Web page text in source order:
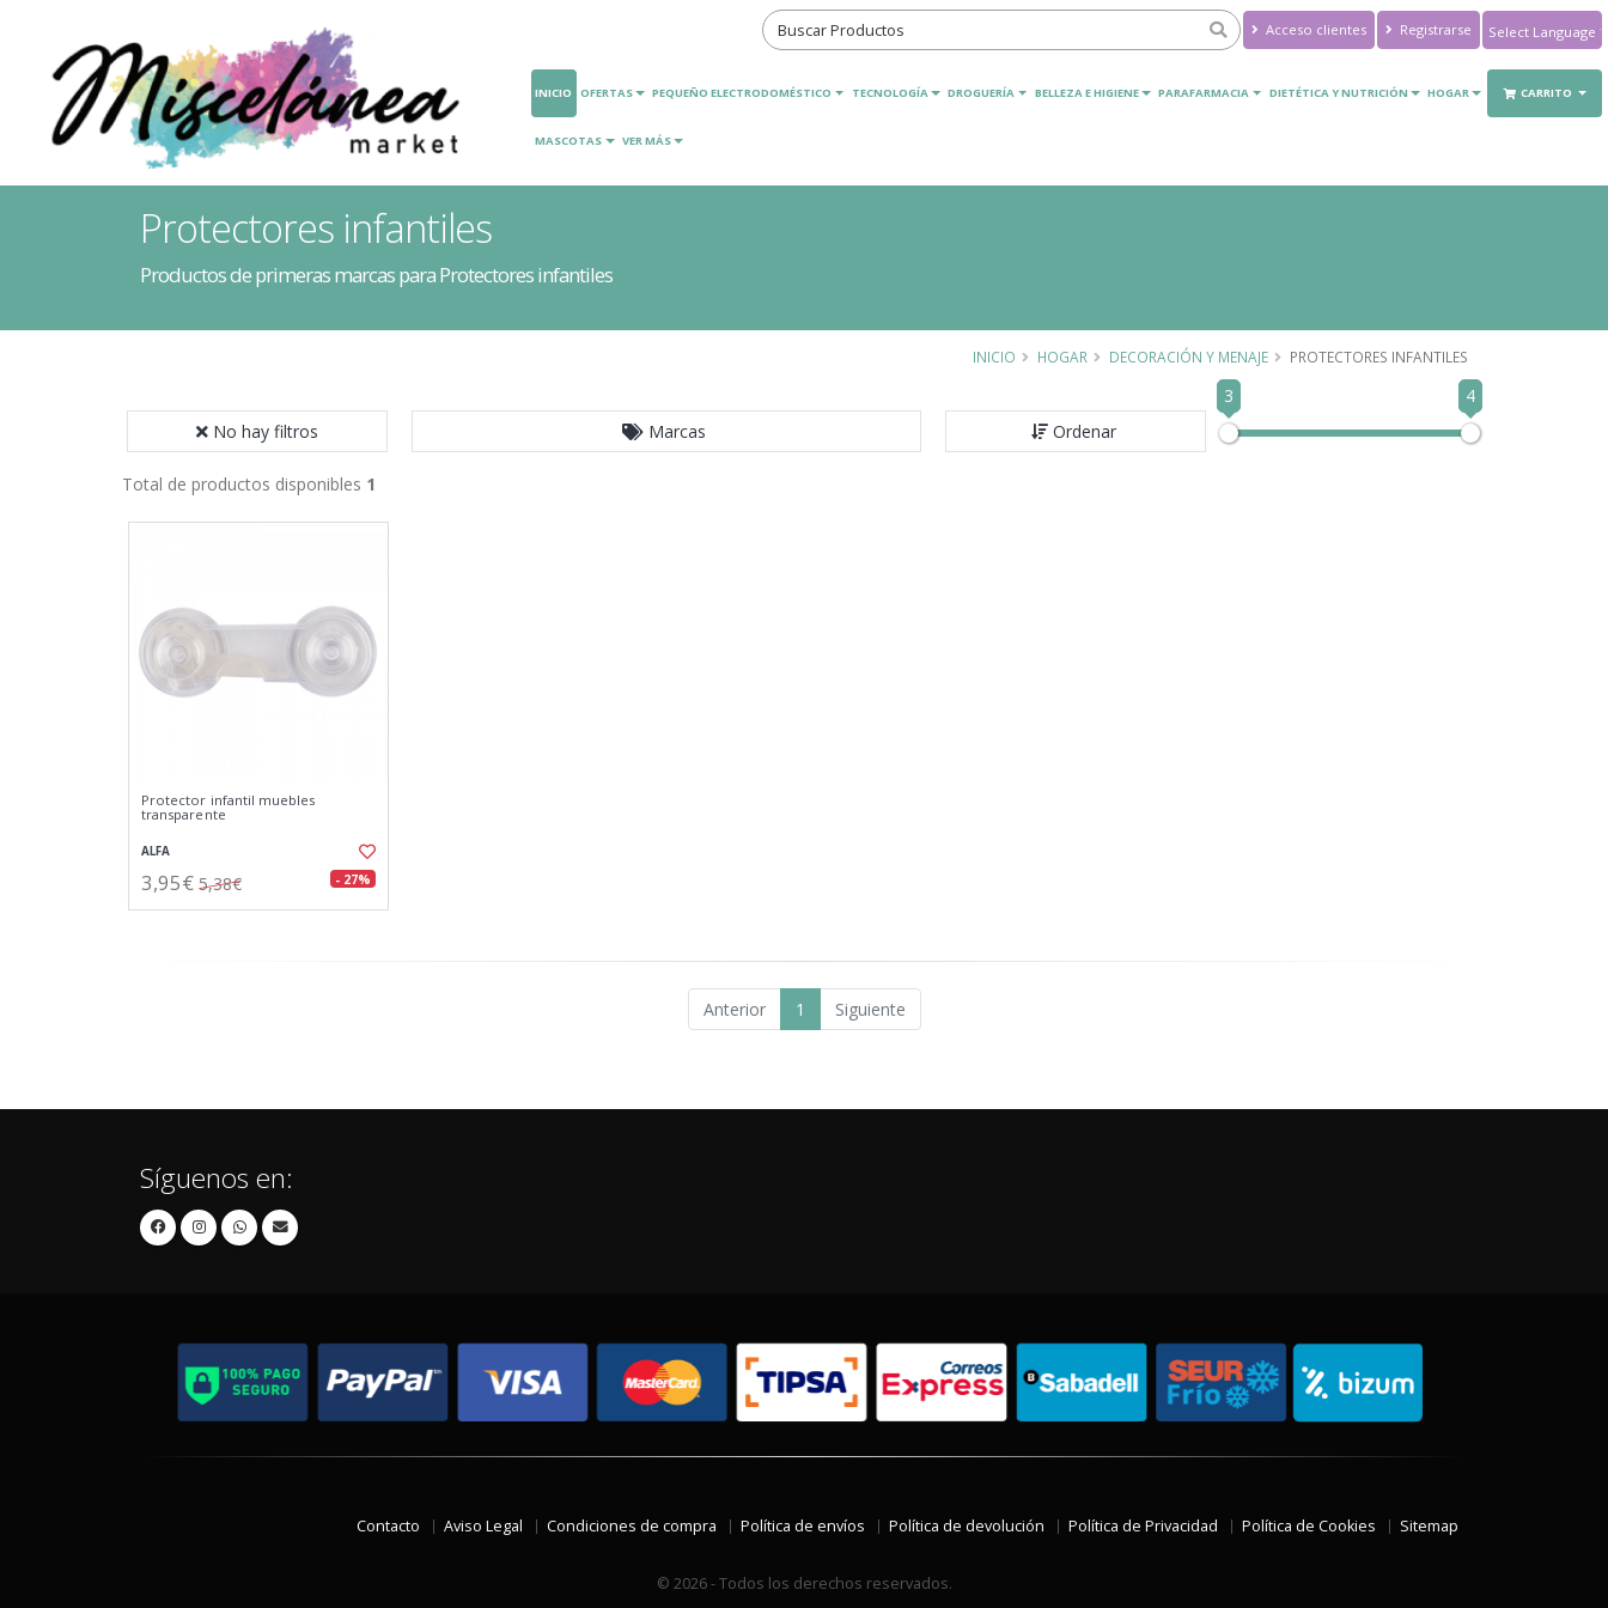
Acceso clientes Registrarse
Translate
INICIO OFERTAS PEQUEÑO ELECTRODOMÉSTICO TECNOLOGÍA DROGUERÍA BELLEZA E HIGIENE PARAFARMACIA DIETÉTICA Y NUTRICIÓN HOGAR
MASCOTAS VER MÁS
CARRITO
Protectores infantiles
Productos de primeras marcas para Protectores infantiles
INICIO HOGAR DECORACIÓN Y MENAJE PROTECTORES INFANTILES
No hay filtros Marcas Ordenar
3 4
Total de productos disponibles 1
Protector infantil muebles
transparente
ALFA
3,95€ 5,38€ - 27%
Anterior 1 Siguiente
Síguenos en:
Contacto Aviso Legal Condiciones de compra Política de envíos Política de devolución Política de Privacidad Política de Cookies Sitemap
© 2026 - Todos los derechos reservados.